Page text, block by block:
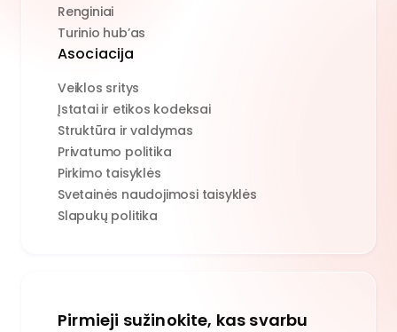
Renginiai
Turinio hub’as
Asociacija
Veiklos sritys
Įstatai ir etikos kodeksai
Struktūra ir valdymas
Privatumo politika
Pirkimo taisyklės
Svetainės naudojimosi taisyklės
Slapukų politika
Pirmieji sužinokite, kas svarbu